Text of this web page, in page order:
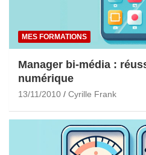
MES FORMATIONS
Manager bi-média :
numérique
13/11/2010 Cyrille Frank